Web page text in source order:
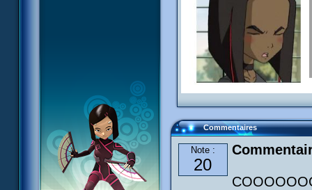
Commentaires
Note :
20